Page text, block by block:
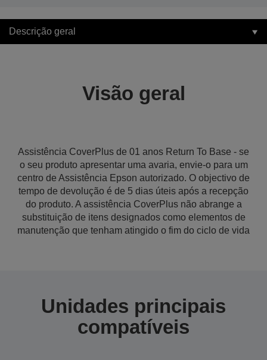
Descrição geral
Visão geral
Assistência CoverPlus de 01 anos Return To Base - se
o seu produto apresentar uma avaria, envie-o para um
centro de Assistência Epson autorizado. O objectivo de
tempo de devolução é de 5 dias úteis após a recepção
do produto. A assistência CoverPlus não abrange a
substituição de itens designados como elementos de
manutenção que tenham atingido o fim do ciclo de vida
Unidades principais
compatíveis